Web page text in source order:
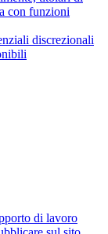
con funzioni
discrezionali
di lavoro